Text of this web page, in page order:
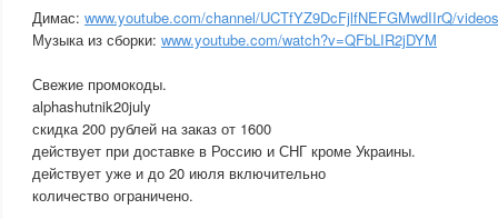
Димас: www.youtube.com/channel/UCTfYZ9DcFjlfNEFGMwdIIrQ/videos
Музыка из сборки: www.youtube.com/watch?v=QFbLIR2jDYM
Свежие промокоды.
alphashutnik20july
скидка 200 рублей на заказ от 1600
действует при доставке в Россию и СНГ кроме Украины.
действует уже и до 20 июля включительно
количество ограничено.